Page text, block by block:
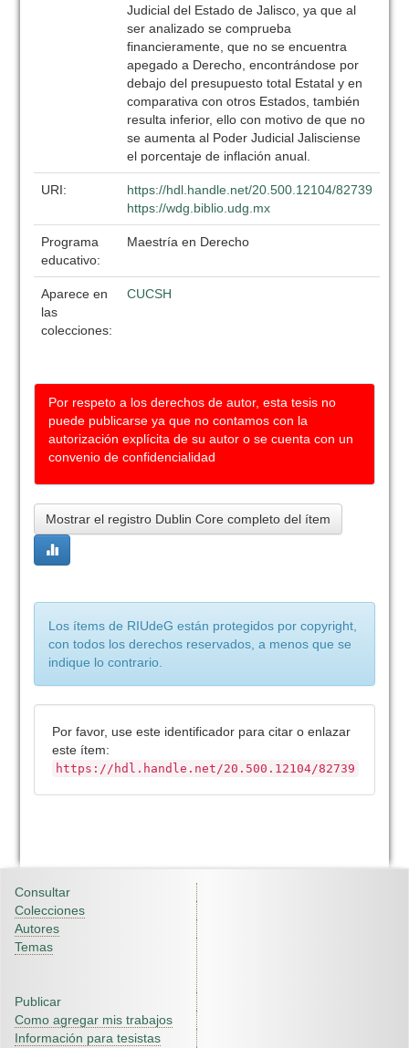
Judicial del Estado de Jalisco, ya que al
ser analizado se comprueba
financieramente, que no se encuentra
apegado a Derecho, encontrándose por
debajo del presupuesto total Estatal y en
comparativa con otros Estados, también
resulta inferior, ello con motivo de que no
se aumenta al Poder Judicial Jalisciense
el porcentaje de inflación anual.
URI:
https://hdl.handle.net/20.500.12104/82739
https://wdg.biblio.udg.mx
Programa
educativo:
Maestría en Derecho
Aparece en
las
colecciones:
CUCSH
Por respeto a los derechos de autor, esta tesis no
puede publicarse ya que no contamos con la
autorización explícita de su autor o se cuenta con un
convenio de confidencialidad
Mostrar el registro Dublin Core completo del ítem
Los ítems de RIUdeG están protegidos por copyright,
con todos los derechos reservados, a menos que se
indique lo contrario.
Por favor, use este identificador para citar o enlazar
este ítem:
https://hdl.handle.net/20.500.12104/82739
Consultar
Colecciones
Autores
Temas
Publicar
Como agregar mis trabajos
Información para tesistas